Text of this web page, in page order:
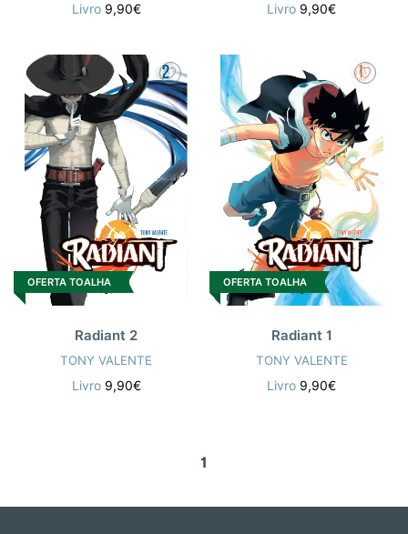
Livro 9,90€
Livro 9,90€
OFERTA TOALHA
Radiant 2
TONY VALENTE
Livro 9,90€
OFERTA TOALHA
Radiant 1
TONY VALENTE
Livro 9,90€
1